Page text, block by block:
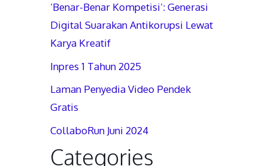
‘Benar-Benar Kompetisi’: Generasi
Digital Suarakan Antikorupsi Lewat
Karya Kreatif
Inpres 1 Tahun 2025
Laman Penyedia Video Pendek
Gratis
CollaboRun Juni 2024
Categories